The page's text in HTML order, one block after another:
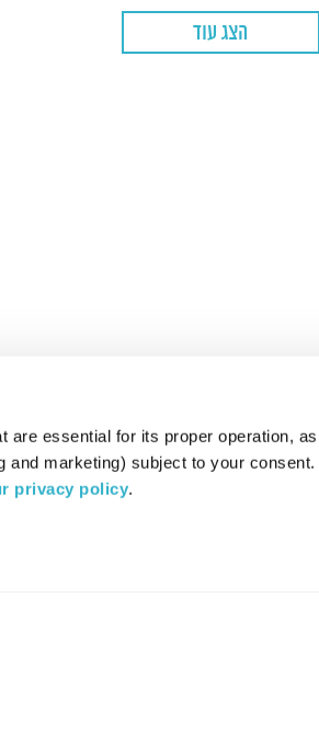
are essential for its proper operation,
and marketing) subject to your
privacy policy.
הצג עוד